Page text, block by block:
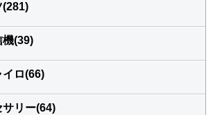
(281)
機(39)
ロ(66)
リー(64)